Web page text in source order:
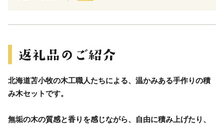
北海道苫小牧の木工職人たちによる、温かみある手作りの積
み木セットです。
無垢の木の質感と香りを感じながら、自由に積み上げたり、